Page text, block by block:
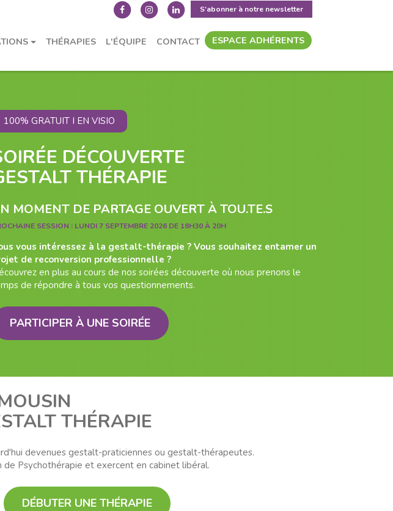
S'abonner à notre newsletter
THÉRAPIES L'ÉQUIPE CONTACT ESPACE ADHÉRENTS
100% GRATUIT I EN VISIO
DÉCOUVERTE
THÉRAPIE
MOMENT DE PARTAGE OUVERT À TOU.TE.S
SESSION : LUNDI 7 SEPTEMBRE 2026 DE 18H30 À 20H
vous intéressez à la gestalt-thérapie ? Vous souhaitez entamer un
de reconversion professionnelle ?
en plus au cours de nos soirées découverte où nous prenons le
de répondre à tous vos questionnements.
PARTICIPER À UNE SOIRÉE
THÉRAPIE
devenues gestalt-praticiennes ou gestalt-thérapeutes.
Psychothérapie et exercent en cabinet libéral.
DÉBUTER UNE THÉRAPIE